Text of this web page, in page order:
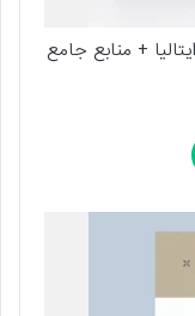
+ منابع جامع